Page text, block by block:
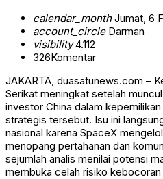
calendar_monthJumat, 6
account_circleDarman
visibility4.112
326Komentar
JAKARTA, duasatunews.com –
Serikat meningkat setelah
investor China dalam
strategis tersebut. Isu ini
nasional karena SpaceX
menopang pertahanan dan
sejumlah analis menilai potensi
membuka celah risiko